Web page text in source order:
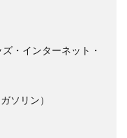
・インターネット・
ソリン）